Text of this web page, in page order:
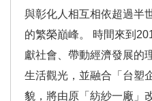
與彰化人相互相依超過半
的繁榮巔峰。 時間來到
獻社會、帶動經濟發展的
生活觀光，並融合「台塑
貌，將由原「紡紗一廠」